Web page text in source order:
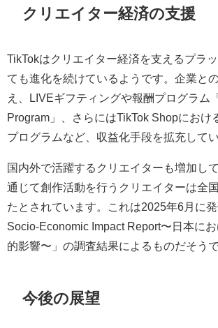
クリエイター経済の支援
TikTokはクリエイター経済を支えるプラッ
ても進化を続けているようです。企業と
え、LIVEギフティングや報酬プログラム
Program」、さらにはTikTok Shopにおけ
プログラムなど、収益化手段を拡充してい
国内外で活躍するクリエイターも増加し
通じて創作活動を行うクリエイターは全
たとされています。これは2025年6月に
Socio-Economic Impact Report〜日本に
的影響〜」の調査結果によるものだそうで
今後の展望